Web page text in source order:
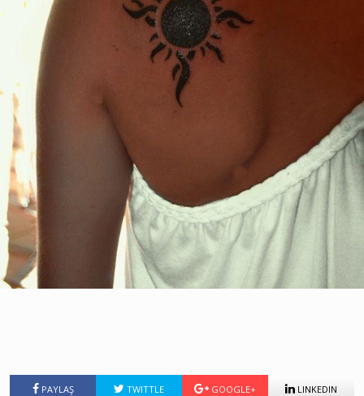
PAYLAŞ TWITTLE GOOGLE+ LINKEDIN